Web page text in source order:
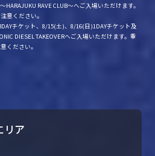
RAVE CLUB～へご入場いただけます。
意ください。
チケット、8/15(土)、8/16(日)1DAYチケット及
DIESEL TAKEOVERへご入場いただけます。重
ください。
リア